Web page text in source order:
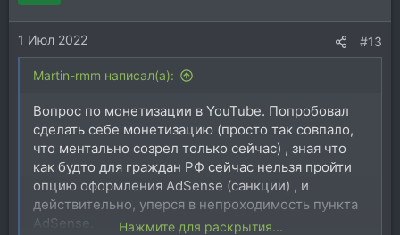
1 Июл 2022 #13
Martin-rmm написал(а):
Вопрос по монетизации в YouTube. Попробовал
сделать себе монетизацию (просто так совпало,
что ментально созрел только сейчас) , зная что
как будто для граждан РФ сейчас нельзя пройти
опцию оформления AdSense (санкции) , и
действительно, уперся в непроходимость пункта
AdSense.
Нажмите для раскрытия...